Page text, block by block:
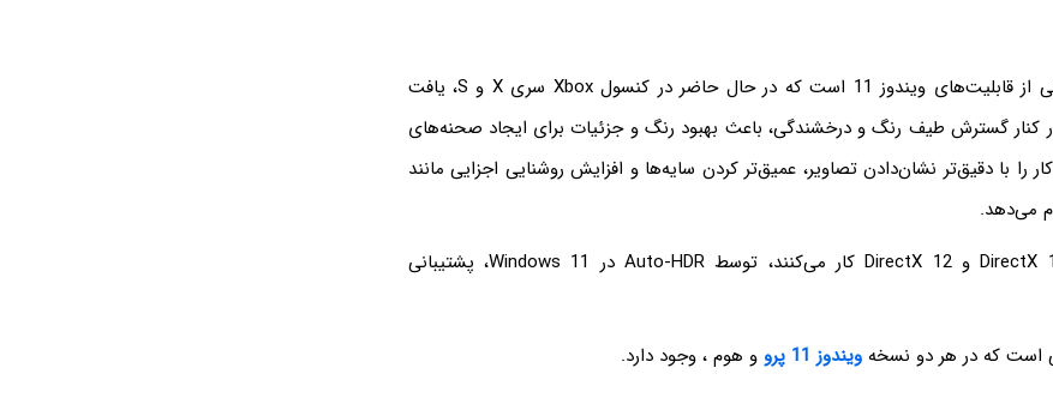
ویژگی Auto-HDR، یکی از قابلیت‌های ویندوز 11 است که در حال حاضر در کنسول Xbox سری X و S، یافت
کنار گسترش طیف رنگ و درخشندگی، باعث بهبود رنگ و جزئیات برای ایجاد صحنه‌های
را با دقیق‌تر نشان‌دادن تصاویر، عمیق‌تر کردن سایه‌ها و افزایش روشنایی اجزایی مانند
می‌دهد.
بازی‎‌هایی که روی DirectX 11 و DirectX 12 کار می‌کنند، توسط Auto-HDR در Windows 11، پشتیبانی
است که در هر دو نسخهویندوز 11 پرو
و هوم ، وجود دارد.